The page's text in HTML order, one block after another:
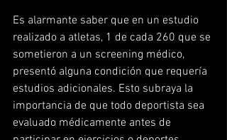
Es alarmante saber que en un estudio
realizado a atletas, 1 de cada 260 que se
sometieron a un screening médico,
presentó alguna condición que requería
estudios adicionales. Esto subraya la
importancia de que todo deportista sea
evaluado médicamente antes de